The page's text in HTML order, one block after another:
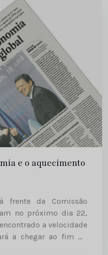
e o aquecimento
da Comissão
no próximo dia 22,
a velocidade
a chegar ao fim do